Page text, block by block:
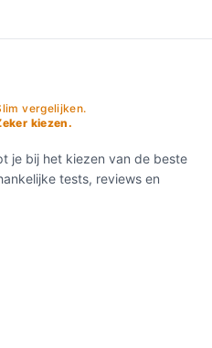
vergelijken.
kiezen.
je bij het kiezen van de beste
tests, reviews en